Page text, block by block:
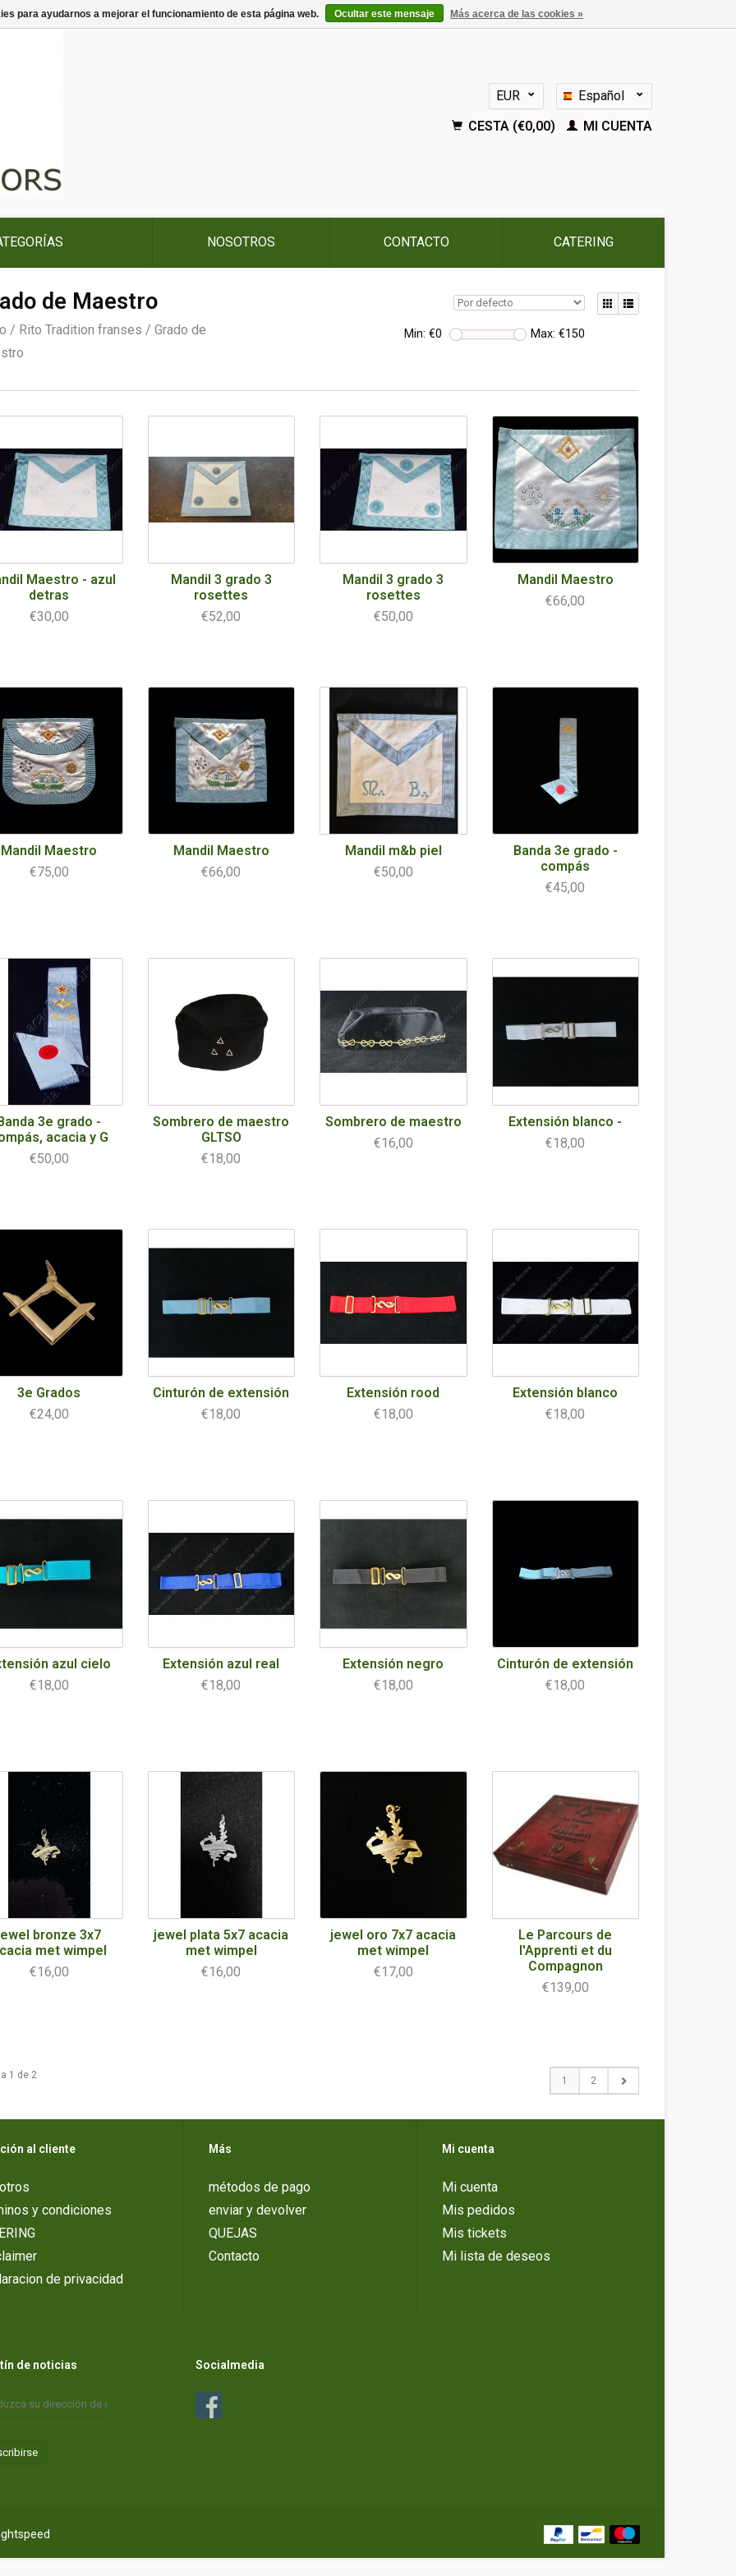
EUR
GBP
Español
Nederlands
Deutsch
CESTA (€0,00) MI CUENTA
NOSOTROS CONTACTO CATERING
de Maestro
/ Rito Tradition franses / Grado de
Min: €0 Max: €150
Maestro - azul
detras
€30,00
Mandil 3 grado 3
rosettes
€52,00
Mandil 3 grado 3
rosettes
€50,00
Mandil Maestro
€66,00
Mandil Maestro
€75,00
Mandil Maestro
€66,00
Mandil m&b piel
€50,00
Banda 3e grado -
compás
€45,00
3e grado -
acacia y G
€50,00
Sombrero de maestro
GLTSO
€18,00
Sombrero de maestro
€16,00
Extensión blanco -
€18,00
3e Grados
€24,00
Cinturón de extensión
€18,00
Extensión rood
€18,00
Extensión blanco
€18,00
azul cielo
€18,00
Extensión azul real
€18,00
Extensión negro
€18,00
Cinturón de extensión
€18,00
bronze 3x7
met wimpel
€16,00
jewel plata 5x7 acacia
met wimpel
€16,00
jewel oro 7x7 acacia
met wimpel
€17,00
Le Parcours de
l'Apprenti et du
Compagnon
€139,00
1 de 2 1 2
al cliente
y condiciones
de privacidad
Más
métodos de pago
enviar y devolver
QUEJAS
Contacto
Mi cuenta
Mi cuenta
Mis pedidos
Mis tickets
Mi lista de deseos
de noticias Socialmedia
para ayudarnos a mejorar el funcionamiento de esta página web. Ocultar este mensaje Más acerca de las cookies »